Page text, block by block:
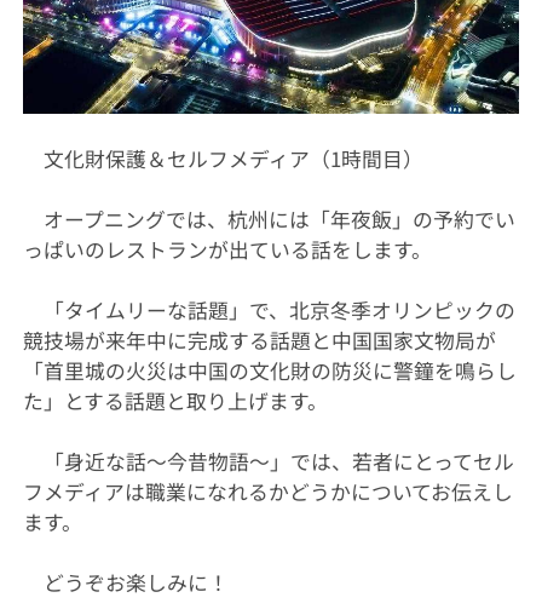
文化財保護＆セルフメディア（1時間目）
オープニングでは、杭州には「年夜飯」の予約でい
っぱいのレストランが出ている話をします。
「タイムリーな話題」で、北京冬季オリンピックの
競技場が来年中に完成する話題と中国国家文物局が
「首里城の火災は中国の文化財の防災に警鐘を鳴らし
た」とする話題と取り上げます。
「身近な話～今昔物語～」では、若者にとってセル
フメディアは職業になれるかどうかについてお伝えし
ます。
どうぞお楽しみに！